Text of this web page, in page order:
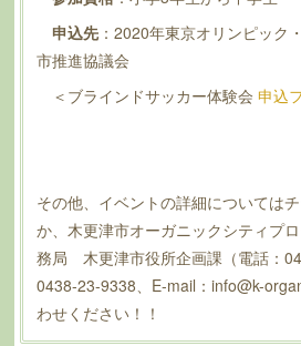
申込先：2020年東京オリンピック
市推進協議会
＜ブラインドサッカー体験会 申込
その他、イベントの詳細については
か、木更津市オーガニックシティプ
務局 木更津市役所企画課（電話：
0438-23-9338、E-mail：info@k-
わせください！！